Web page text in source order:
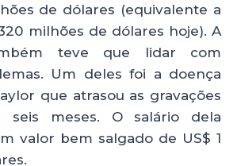
de dólares (equivalente a
milhões de dólares hoje). A
teve que lidar com
Um deles foi a doença
que atrasou as gravações
meses. O salário dela
valor bem salgado de US$ 1